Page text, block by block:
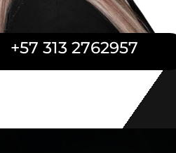
+57 313 2762957